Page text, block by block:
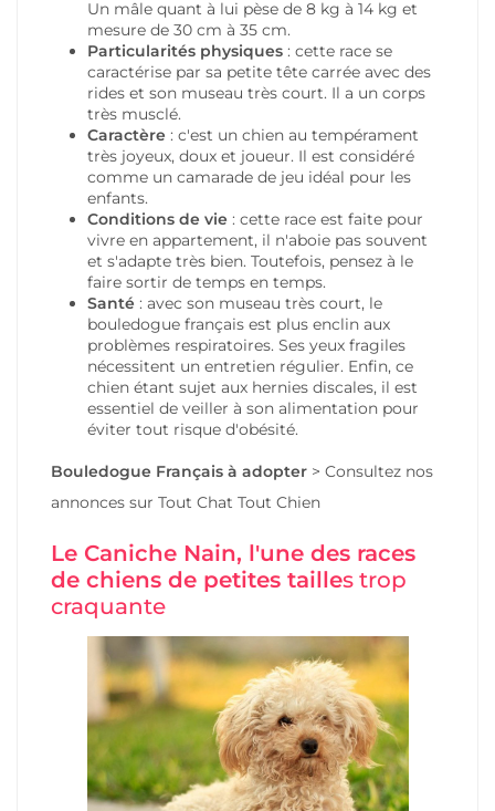
Un mâle quant à lui pèse de 8 kg à 14 kg et
mesure de 30 cm à 35 cm.
Particularités physiques: cette race se
caractérise par sa petite tête carrée avec des
rides et son museau très court. Il a un corps
très musclé.
Caractère : c'est un chien au tempérament
très joyeux, doux et joueur. Il est considéré
comme un camarade de jeu idéal pour les
enfants.
Conditions de vie : cette race est faite pour
vivre en appartement, il n'aboie pas souvent
et s'adapte très bien. Toutefois, pensez à le
faire sortir de temps en temps.
Santé : avec son museau très court, le
bouledogue français est plus enclin aux
problèmes respiratoires. Ses yeux fragiles
nécessitent un entretien régulier. Enfin, ce
chien étant sujet aux hernies discales, il est
essentiel de veiller à son alimentation pour
éviter tout risque d'obésité.
Bouledogue Français à adopter > Consultez nos
annonces sur Tout Chat Tout Chien
Le Caniche Nain, l'une des races
de chiens de petites tailles trop
craquante